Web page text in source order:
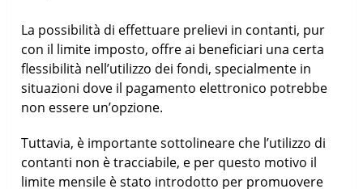
La possibilità di effettuare prelievi in contanti, pur
con il limite imposto, offre ai beneficiari una certa
flessibilità nell’utilizzo dei fondi, specialmente in
situazioni dove il pagamento elettronico potrebbe
non essere un’opzione.
Tuttavia, è importante sottolineare che l’utilizzo di
contanti non è tracciabile, e per questo motivo il
limite mensile è stato introdotto per promuovere